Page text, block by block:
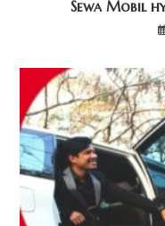
Sewa Mobil